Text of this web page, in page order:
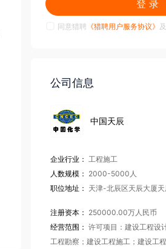
登 录
同意猎聘 《猎聘用户服务协议》 及
公司信息
中国天辰
企业行业： 工程施工
人数规模： 2000-5000人
职位地址： 天津-北辰区天辰大厦天
注册资本： 250000.00万人民币
经营范围： 许可项目：建设工程设
工程勘察；建设工程施工；建设工